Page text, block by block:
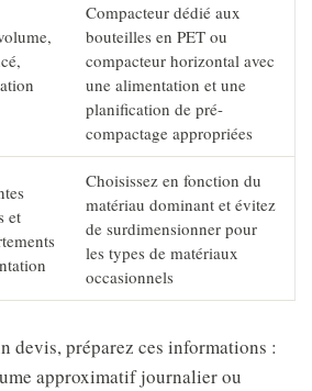
Compacteur dédié aux
bouteilles en PET ou
compacteur horizontal avec
une alimentation et une
planification de pré-
compactage appropriées
et
Choisissez en fonction du
matériau dominant et évitez
de surdimensionner pour
les types de matériaux
occasionnels
devis, préparez ces informations :
approximatif journalier ou